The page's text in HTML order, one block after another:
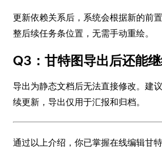
更新依赖关系后，系统会根据新的前
整后续任务条位置，无需手动重绘。
Q3：甘特图导出后还能
导出为静态文档后无法直接修改。建
续更新，导出仅用于汇报和归档。
通过以上介绍，你已掌握在线编辑甘